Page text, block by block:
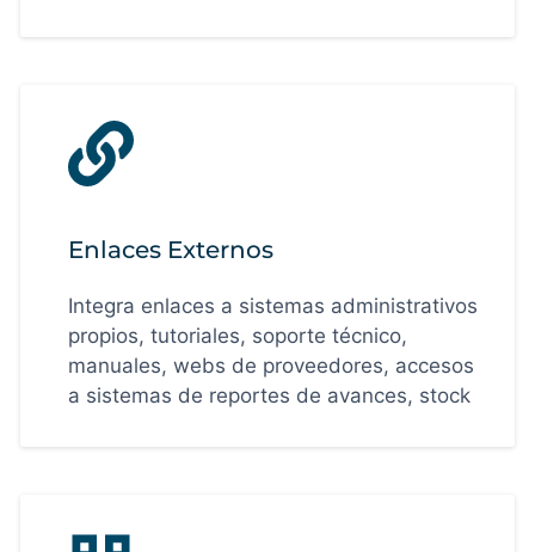
Enlaces Externos
Integra enlaces a sistemas administrativos
propios, tutoriales, soporte técnico,
manuales, webs de proveedores, accesos
a sistemas de reportes de avances, stock